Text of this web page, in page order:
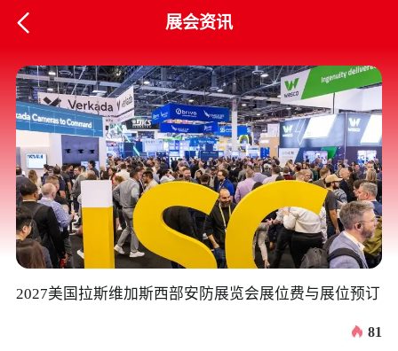
 展会资讯
2027美国拉斯维加斯西部安防展览会展位费与展位预订
81